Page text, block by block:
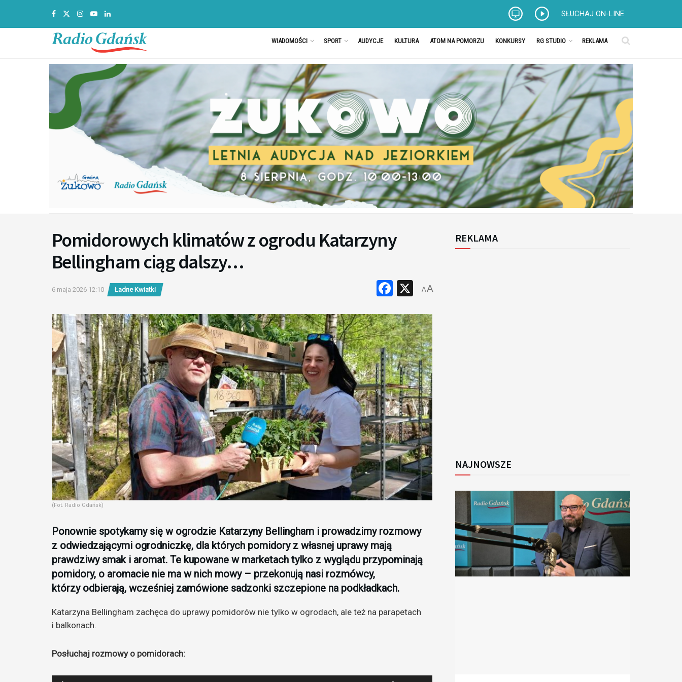
SŁUCHAJ ON-LINE
WIADOMOŚCI SPORT AUDYCJE KULTURA ATOM NA POMORZU KONKURSY RG STUDIO REKLAMA
Pomidorowych klimatów z ogrodu Katarzyny
Bellingham ciąg dalszy…
6 maja 2026 12:10 Ładne Kwiatki Facebook
X
AA
(Fot. Radio Gdańsk)
Ponownie spotykamy się w ogrodzie Katarzyny Bellingham i prowadzimy rozmowy
z odwiedzającymi ogrodniczkę, dla których pomidory z własnej uprawy mają
prawdziwy smak i aromat. Te kupowane w marketach tylko z wyglądu przypominają
pomidory, o aromacie nie ma w nich mowy – przekonują nasi rozmówcy,
którzy odbierają, wcześniej zamówione sadzonki szczepione na podkładkach.
Katarzyna Bellingham zachęca do uprawy pomidorów nie tylko w ogrodach, ale też na parapetach
i balkonach.
Posłuchaj rozmowy o pomidorach:
REKLAMA
NAJNOWSZE